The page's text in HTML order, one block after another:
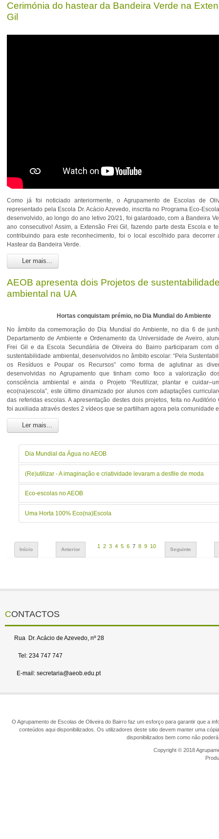
Cerimónia do hastear da Bandeira Verde na
Gil
Como já foi noticiado anteriormente, o Agrupamento de Escolas de
representado pela Escola Dr. Acácio Azevedo, inscrita no Programa Eco-
desenvolvido, ao longo do ano letivo 20/21, foi galardoado, com a Bandeira
ano consecutivo! Assim, a Extensão Frei Gil, fazendo parte desta Escola e
contribuindo para este reconhecimento, foi o local escolhido para decorrer
Hastear da Bandeira Verde.
Ler mais...
AEOB apresenta dois Projetos de
ambiental na UA
Hortas conquistam prémio, no Dia Mundial do Ambiente
No âmbito da comemoração do Dia Mundial do Ambiente, no dia 6 de
Departamento de Ambiente e Ordenamento da Universidade de Aveiro,
Frei Gil e da Escola Secundária de Oliveira do Bairro participaram com
sustentabilidade ambiental, desenvolvidos no âmbito escolar: “Pela
os Resíduos e Poupar os Recursos” como forma de aglutinar as
desenvolvidas no Agrupamento que tinham como foco a valorização
consciência ambiental e ainda o Projeto “Reutilizar, plantar e
eco(na)escola”, este último dinamizado por alunos com adaptações
das referidas escolas. A apresentação destes dois projetos, feita no Auditório
foi auxiliada através destes 2 vídeos que se partilham agora pela comunidade
Ler mais...
Dia Mundial da Água no AEOB
(Re)utilizar - A imaginação e criatividade levaram a desfile de moda
Eco-escolas no AEOB
Uma Horta 100% Eco(na)Escola
Início Anterior
1 2 3 4 5 6 7 8 9 10
Seguinte
CONTACTOS
Rua Dr. Acácio de Azevedo, nº 28
Tel: 234 747 747
E-mail: secretaria@aeob.edu.pt
O Agrupamento de Escolas de Oliveira do Bairro faz um esforço para garantir que a
conteúdos aqui disponibilizados. Os utilizadores deste sitio devem manter uma
disponibilizados bem como não
Copyright © 2018